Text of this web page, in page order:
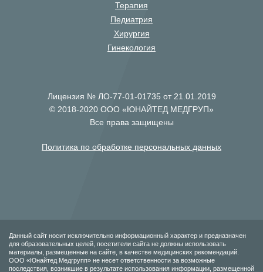
Терапия
Педиатрия
Хирургия
Гинекология
Лицензия № ЛО-77-01-01735 от 21.01.2019
© 2018-2020 ООО «ЮНАЙТЕД МЕДГРУП»
Все права защищены
Политика по обработке персональных данных
Данный сайт носит исключительно информационный характер и предназначен
для образовательных целей, посетители сайта не должны использовать
материалы, размещенные на сайте, в качестве медицинских рекомендаций.
ООО «Юнайтед Медгрупп» не несет ответственности за возможные
последствия, возникшие в результате использования информации, размещенной